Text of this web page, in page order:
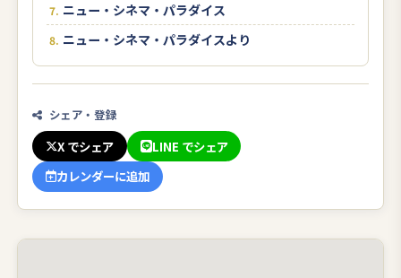
ニュー・シネマ・パラダイス
ニュー・シネマ・パラダイスより
シェア・登録
X でシェア
LINE でシェア
カレンダーに追加